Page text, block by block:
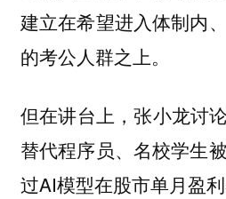
建立在希望进入体制内
的考公人群之上。
但在讲台上，张小龙讨
替代程序员、名校学生
过AI模型在股市单月盈利